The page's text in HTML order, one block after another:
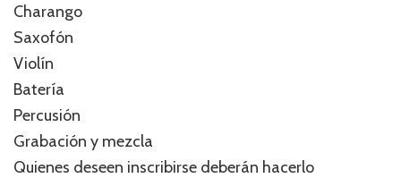
Charango
Saxofón
Violín
Batería
Percusión
Grabación y mezcla
Quienes deseen inscribirse deberán hacerlo